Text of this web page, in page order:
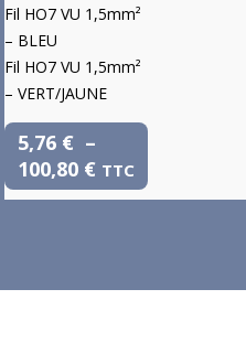
Fil HO7 VU 1,5mm²
– BLEU
Fil HO7 VU 1,5mm²
– VERT/JAUNE
5,76 € –
100,80 € TTC